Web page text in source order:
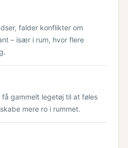
falder konflikter om
– især i rum, hvor flere
gammelt legetøj til at føles
mere ro i rummet.